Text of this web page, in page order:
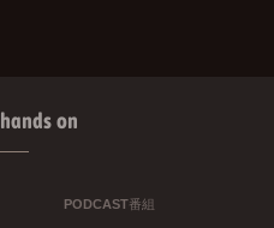
on
PODCAST番組